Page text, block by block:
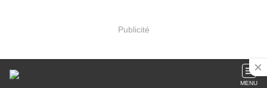
Publicité
MENU